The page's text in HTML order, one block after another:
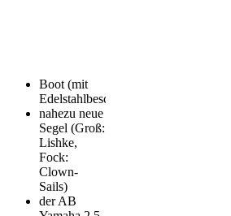
Boot (mit
Edelstahlbeschlägen),
nahezu neue
Segel (Groß:
Lishke,
Fock:
Clown-
Sails)
der AB